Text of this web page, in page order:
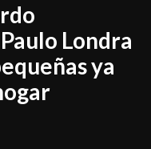
Londra
ya